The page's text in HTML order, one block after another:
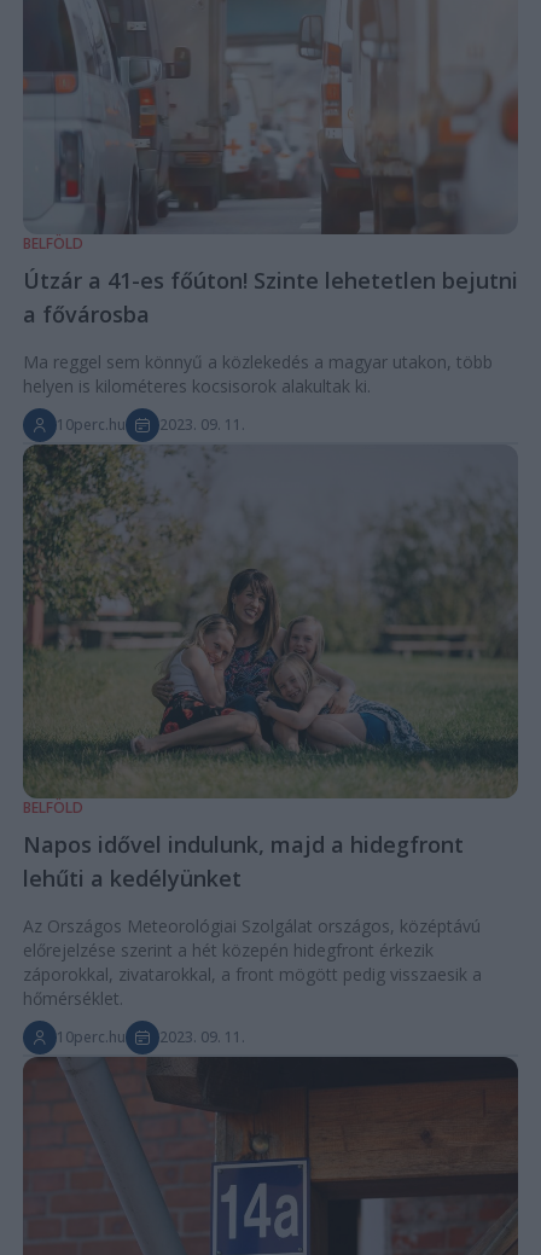
BELFÖLD
Útzár a 41-es főúton! Szinte lehetetlen bejutni
a fővárosba
Ma reggel sem könnyű a közlekedés a magyar utakon, több
helyen is kilométeres kocsisorok alakultak ki.
10perc.hu 2023. 09. 11.
BELFÖLD
Napos idővel indulunk, majd a hidegfront
lehűti a kedélyünket
Az Országos Meteorológiai Szolgálat országos, középtávú
előrejelzése szerint a hét közepén hidegfront érkezik
záporokkal, zivatarokkal, a front mögött pedig visszaesik a
hőmérséklet.
10perc.hu 2023. 09. 11.